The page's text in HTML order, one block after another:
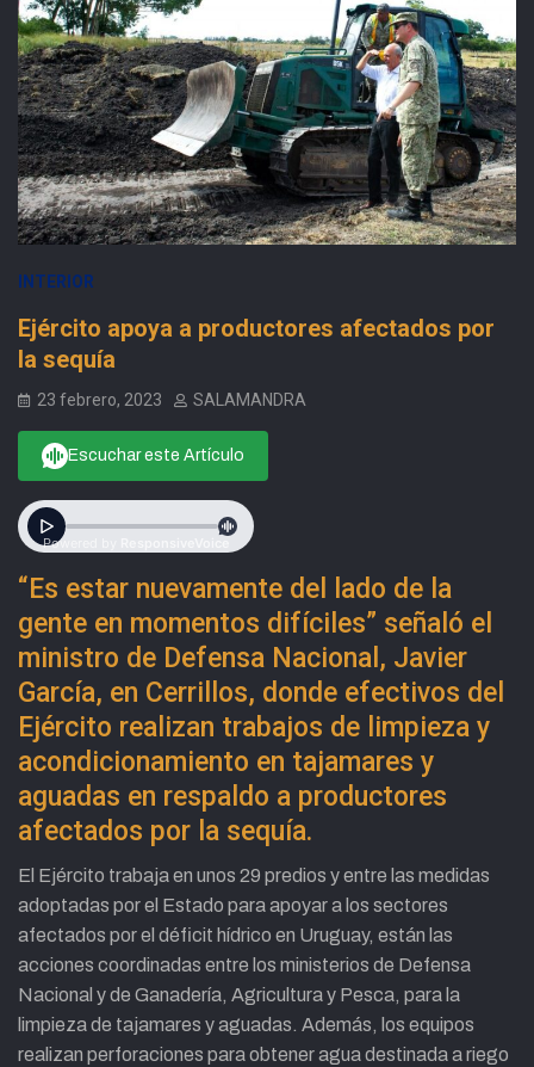
INTERIOR
Ejército apoya a productores afectados por
la sequía
23 febrero, 2023 SALAMANDRA
Escuchar este Artículo
“Es estar nuevamente del lado de la
gente en momentos difíciles” señaló el
ministro de Defensa Nacional, Javier
García, en Cerrillos, donde efectivos del
Ejército realizan trabajos de limpieza y
acondicionamiento en tajamares y
aguadas en respaldo a productores
afectados por la sequía.
El Ejército trabaja en unos 29 predios y entre las medidas
adoptadas por el Estado para apoyar a los sectores
afectados por el déficit hídrico en Uruguay, están las
acciones coordinadas entre los ministerios de Defensa
Nacional y de Ganadería, Agricultura y Pesca, para la
limpieza de tajamares y aguadas. Además, los equipos
realizan perforaciones para obtener agua destinada a riego